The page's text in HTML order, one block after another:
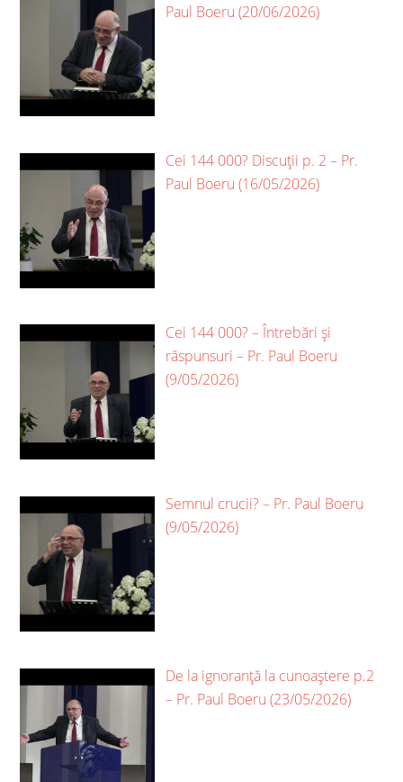
Paul Boeru (20/06/2026)
Cei 144 000? Discuții p. 2 – Pr.
Paul Boeru (16/05/2026)
Cei 144 000? – Întrebări și
răspunsuri – Pr. Paul Boeru
(9/05/2026)
Semnul crucii? – Pr. Paul Boeru
(9/05/2026)
De la ignoranță la cunoaștere p.2
– Pr. Paul Boeru (23/05/2026)